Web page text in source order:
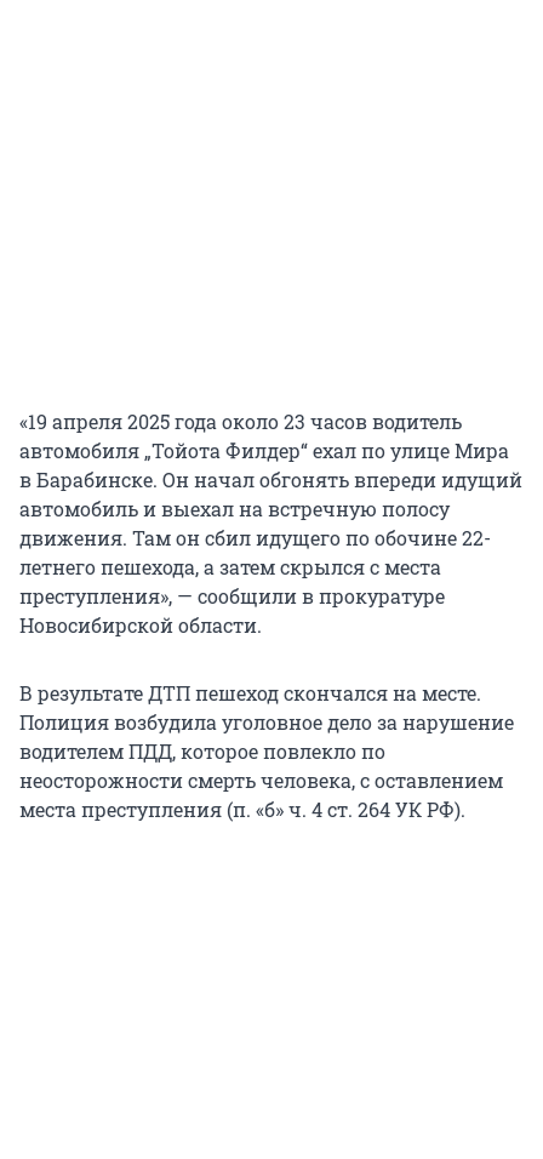
«19 апреля 2025 года около 23 часов водитель
автомобиля „Тойота Филдер“ ехал по улице Мира
в Барабинске. Он начал обгонять впереди идущий
автомобиль и выехал на встречную полосу
движения. Там он сбил идущего по обочине 22-
летнего пешехода, а затем скрылся с места
преступления», — сообщили в прокуратуре
Новосибирской области.
В результате ДТП пешеход скончался на месте.
Полиция возбудила уголовное дело за нарушение
водителем ПДД, которое повлекло по
неосторожности смерть человека, с оставлением
места преступления (п. «б» ч. 4 ст. 264 УК РФ).